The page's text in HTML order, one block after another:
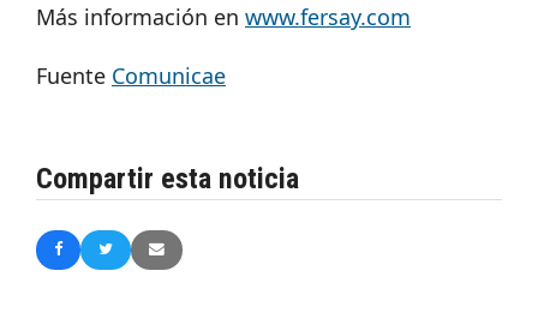
Más información en www.fersay.com
Fuente Comunicae
Compartir esta noticia